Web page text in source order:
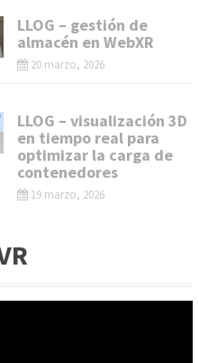
LLOG – gestión de
almacén en WebXR
20 marzo, 2026
LLOG – visualización 3D
en tiempo real para
optimizar la carga de
contenedores
19 marzo, 2026